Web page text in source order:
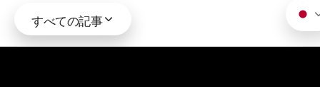
すべての記事